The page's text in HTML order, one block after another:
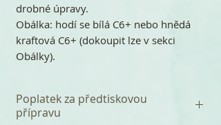
drobné úpravy.
Obálka: hodí se bílá C6+ nebo hnědá
kraftová C6+ (dokoupit lze v sekci
Obálky).
Poplatek za předtiskovou
přípravu